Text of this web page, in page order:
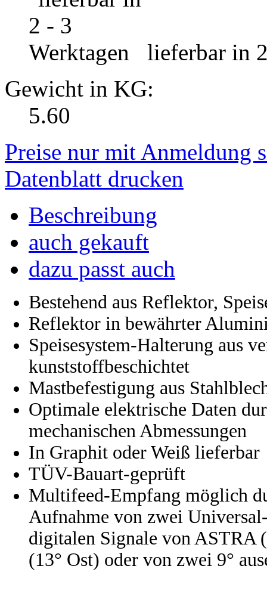
lieferbar in
Gewicht in KG:
5.60
Preise nur mit Anmeldung
Datenblatt drucken
Beschreibung
auch gekauft
dazu passt auch
Bestehend aus Reflektor,
Reflektor in bewährter
Speisesystem-Halterung aus
kunststoffbeschichtet
Mastbefestigung aus
Optimale elektrische Daten
mechanischen Abmessungen
In Graphit oder Weiß lieferbar
TÜV-Bauart-geprüft
Multifeed-Empfang möglich
Aufnahme von zwei
digitalen Signale von
(13° Ost) oder von zwei 9°